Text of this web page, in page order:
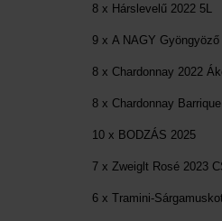
8 x Hárslevelű 2022 5L
9 x A NAGY Gyöngyöző
8 x Chardonnay 2022
8 x Chardonnay
10 x BODZÁS 2025
7 x Zweiglt Rosé 2023
6 x Tramini-